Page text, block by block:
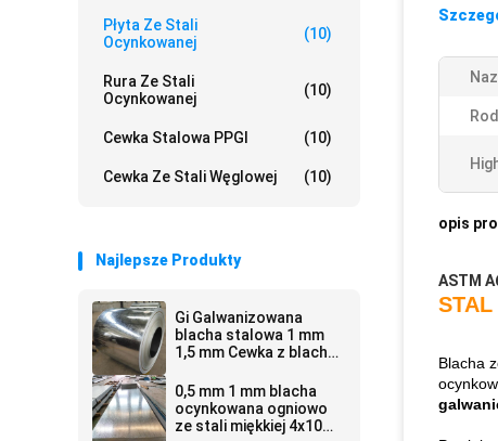
Płyta Ze Stali
Ocynkowanej
(10)
Rura Ze Stali
Ocynkowanej
(10)
Cewka Stalowa PPGI (10)
Cewka Ze Stali Węglowej (10)
Najlepsze Produkty
Gi Galwanizowana
blacha stalowa 1 mm
1,5 mm Cewka z blachy
1250 mm
0,5 mm 1 mm blacha
ocynkowana ogniowo
ze stali miękkiej 4x10
opis
ASTM
STAL
Blacha